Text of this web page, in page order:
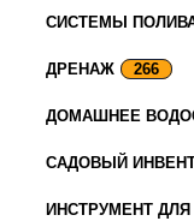
СИСТЕМЫ
ДРЕНАЖ 266
ДОМАШНЕЕ
САДОВЫЙ
ИНСТРУМЕНТ